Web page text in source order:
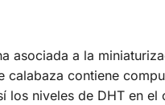
asociada a la
contiene
niveles de DHT en el